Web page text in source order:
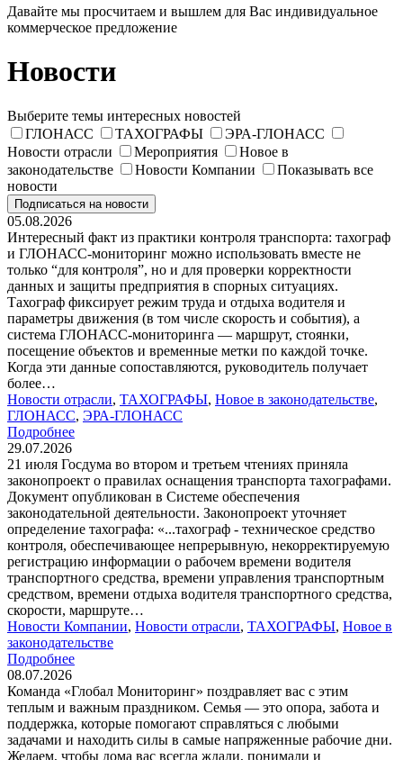
Давайте мы просчитаем и вышлем для Вас индивидуальное
коммерческое предложение
Новости
Выберите темы интересных новостей
ГЛОНАСС
ТАХОГРАФЫ
ЭРА-ГЛОНАСС
Новости отрасли
Мероприятия
Новое в
законодательстве
Новости Компании
Показывать все
новости
Подписаться на новости
05.08.2026
Интересный факт из практики контроля транспорта: тахограф
и ГЛОНАСС‑мониторинг можно использовать вместе не
только “для контроля”, но и для проверки корректности
данных и защиты предприятия в спорных ситуациях.
Тахограф фиксирует режим труда и отдыха водителя и
параметры движения (в том числе скорость и события), а
система ГЛОНАСС‑мониторинга — маршрут, стоянки,
посещение объектов и временные метки по каждой точке.
Когда эти данные сопоставляются, руководитель получает
более…
Новости отрасли, ТАХОГРАФЫ, Новое в законодательстве,
ГЛОНАСС, ЭРА-ГЛОНАСС
Подробнее
29.07.2026
21 июля Госдума во втором и третьем чтениях приняла
законопроект о правилах оснащения транспорта тахографами.
Документ опубликован в Системе обеспечения
законодательной деятельности. Законопроект уточняет
определение тахографа: «...тахограф - техническое средство
контроля, обеспечивающее непрерывную, некорректируемую
регистрацию информации о рабочем времени водителя
транспортного средства, времени управления транспортным
средством, времени отдыха водителя транспортного средства,
скорости, маршруте…
Новости Компании, Новости отрасли, ТАХОГРАФЫ, Новое в
законодательстве
Подробнее
08.07.2026
Команда «Глобал Мониторинг» поздравляет вас с этим
теплым и важным праздником. Семья — это опора, забота и
поддержка, которые помогают справляться с любыми
задачами и находить силы в самые напряженные рабочие дни.
Желаем, чтобы дома вас всегда ждали, понимали и